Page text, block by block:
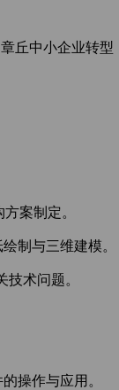
丘中小企业转型
案制定。
制与三维建模。
术问题。
操作与应用。